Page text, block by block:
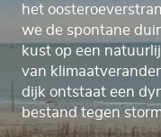
het
we de spontane
kust op een
van
dijk ontstaat een
bestand tegen